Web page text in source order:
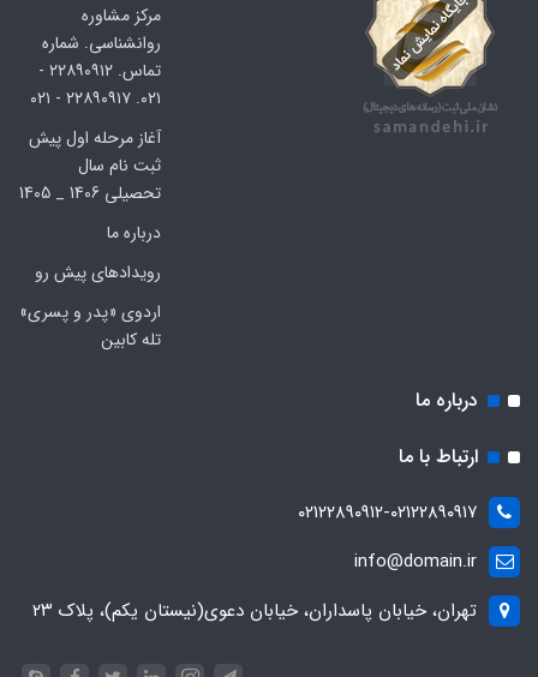
مرکز مشاوره
روانشناسی. شماره
تماس. ۲۲۸۹۰۹۱۲ -
۰۲۱. ۲۲۸۹۰۹۱۷ - ۰۲۱
آغاز مرحله اول پیش
ثبت نام سال
تحصیلی 1406 _ 1405
درباره ما
رویدادهای پیش رو
اردوی «پدر و پسری»
تله کابین
درباره ما
ارتباط با ما
۰۲۱۲۲۸۹۰۹۱۲-۰۲۱۲۲۸۹۰۹۱۷
info@domain.ir
تهران، خیابان پاسداران، خیابان دعوی(نیستان یکم)، پلاک ۲۳